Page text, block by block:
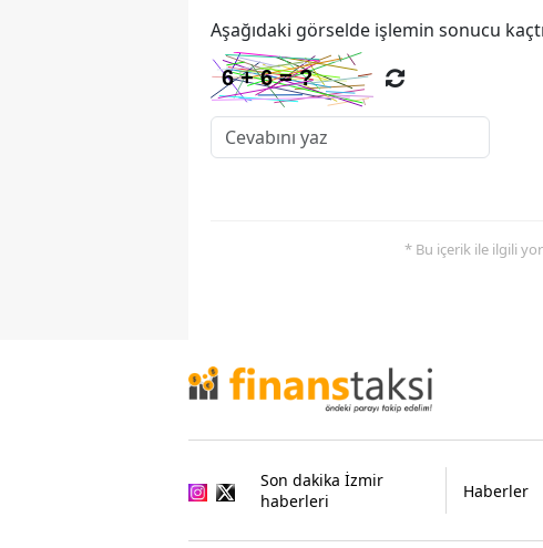
Aşağıdaki görselde işlemin sonucu
* Bu içerik ile ilgili
Son dakika İzmir
haberleri
Haberler